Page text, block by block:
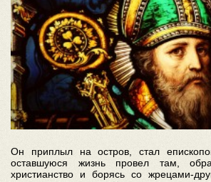
Он приплыл на остров, стал
оставшуюся жизнь провел там,
христианство и борясь со жрецами-